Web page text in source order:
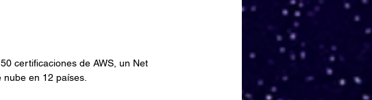
certificaciones de AWS, un Net
en 12 países.